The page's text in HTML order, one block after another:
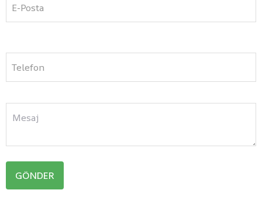
E-Posta
Telefon
GÖNDER